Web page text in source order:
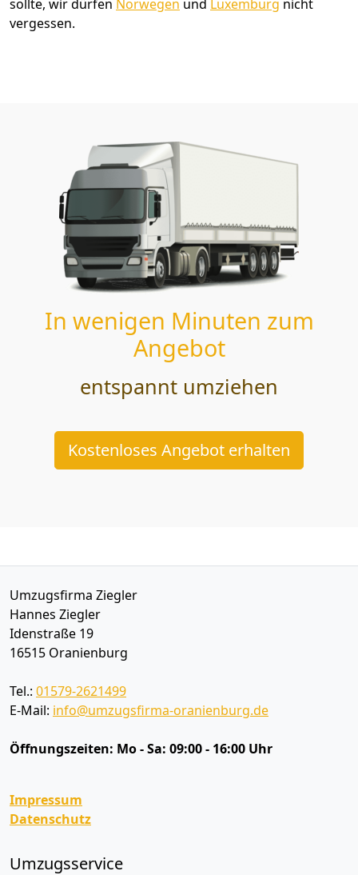
sollte, wir dürfen Norwegen und Luxemburg nicht
vergessen.
In wenigen Minuten zum
Angebot
entspannt umziehen
Kostenloses Angebot erhalten
Umzugsfirma Ziegler
Hannes Ziegler
Idenstraße 19
16515 Oranienburg
Tel.: 01579-2621499
E-Mail: info@umzugsfirma-oranienburg.de
Öffnungszeiten: Mo - Sa: 09:00 - 16:00 Uhr
Impressum
Datenschutz
Umzugsservice